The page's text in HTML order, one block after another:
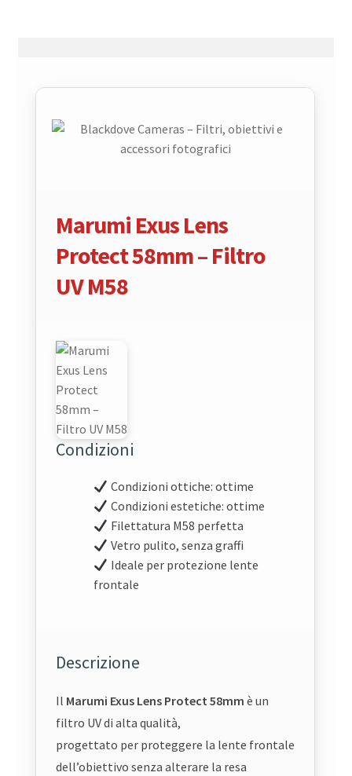
Marumi Exus Lens
Protect 58mm – Filtro
UV M58
Condizioni
Condizioni ottiche: ottime
Condizioni estetiche: ottime
Filettatura M58 perfetta
Vetro pulito, senza graffi
Ideale per protezione lente
frontale
Descrizione
Il Marumi Exus Lens Protect 58mm è un
filtro UV di alta qualità,
progettato per proteggere la lente frontale
dell’obiettivo senza alterare la resa